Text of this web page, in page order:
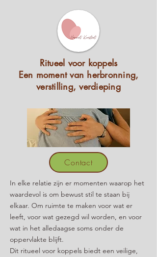
Ritueel voor koppels
Een moment van herbronning,
verstilling, verdieping
Contact
In elke relatie zijn er momenten waarop het
waardevol is om bewust stil te staan bij
elkaar. Om ruimte te maken voor wat er
leeft, voor wat gezegd wil worden, en voor
wat in het alledaagse soms onder de
oppervlakte blijft.
Dit ritueel voor koppels biedt een veilige,